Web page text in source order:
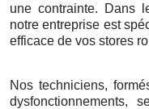
une contrainte. Dans
notre entreprise est
efficace de vos stores
Nos techniciens,
dysfonctionnements,